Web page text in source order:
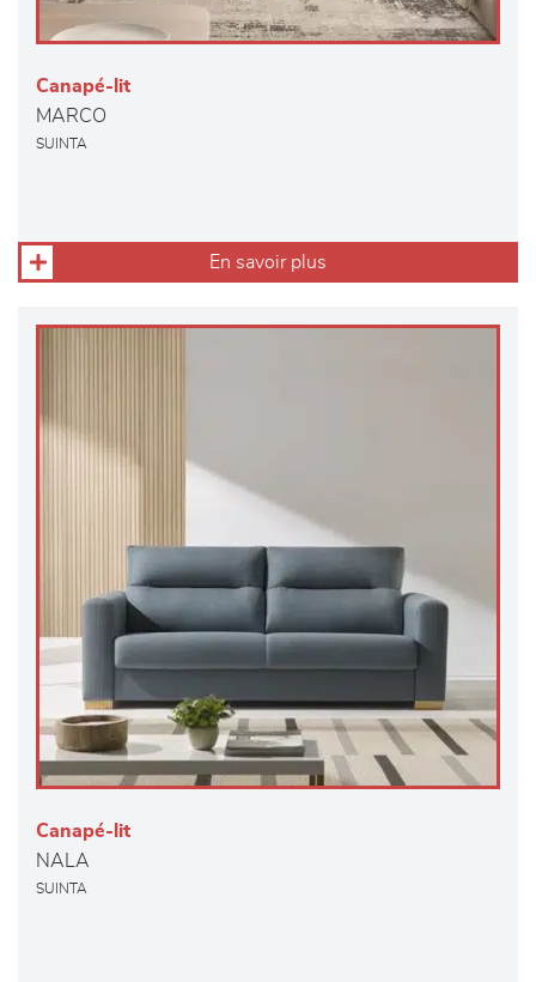
Canapé-lit
MARCO
SUINTA
En savoir plus
Canapé-lit
NALA
SUINTA